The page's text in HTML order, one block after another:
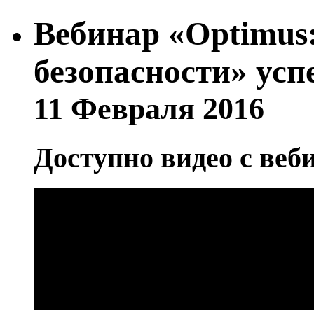
Вебинар
безопасности»
11 Февраля 2016
Доступно видео с